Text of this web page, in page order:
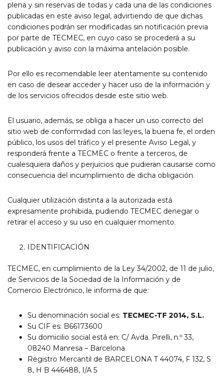
plena y sin reservas de todas y cada una de las condiciones
publicadas en este aviso legal, advirtiendo de que dichas
condiciones podrán ser modificadas sin notificación previa
por parte de TECMEC, en cuyo caso se procederá a su
publicación y aviso con la máxima antelación posible.
Por ello es recomendable leer atentamente su contenido
en caso de desear acceder y hacer uso de la información y
de los servicios ofrecidos desde este sitio web.
El usuario, además, se obliga a hacer un uso correcto del
sitio web de conformidad con las leyes, la buena fe, el orden
público, los usos del tráfico y el presente Aviso Legal, y
responderá frente a TECMEC o frente a terceros, de
cualesquiera daños y perjuicios que pudieran causarse como
consecuencia del incumplimiento de dicha obligación.
Cualquier utilización distinta a la autorizada está
expresamente prohibida, pudiendo TECMEC denegar o
retirar el acceso y su uso en cualquier momento.
IDENTIFICACIÓN
TECMEC, en cumplimiento de la Ley 34/2002, de 11 de julio,
de Servicios de la Sociedad de la Información y de
Comercio Electrónico, le informa de que:
Su denominación social es: TECMEC-TF 2014, S.L.
Su CIF es: B66173600
Su domicilio social está en: C/ Avda. Pirelli, n.º 33,
08240 Manresa – Barcelona
Registro Mercantil de BARCELONA T 44074, F 132, S
8, H B 446488, I/A 5